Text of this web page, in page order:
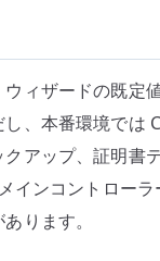
ィザードの既定
、本番環境では
アップ、証明書
インコントローラ
ります。